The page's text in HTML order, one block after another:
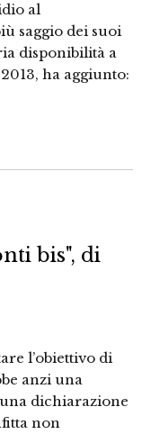
al
saggio dei suoi
disponibilità a
ha aggiunto:
bis", di
l’obiettivo di
anzi una
dichiarazione
non